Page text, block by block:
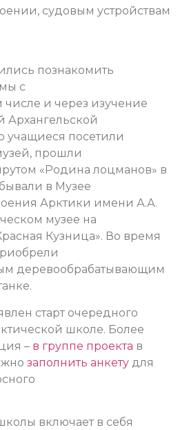
судовым устройствам
познакомить
с
числе и через изучение
Архангельской
учащиеся посетили
прошли
«Родина лоцманов» в
в Музее
Арктики имени А.А.
музее на
Кузница». Во время
деревообрабатывающим
старт очередного
школе. Более
– в группе проекта в
заполнить анкету для
включает в себя